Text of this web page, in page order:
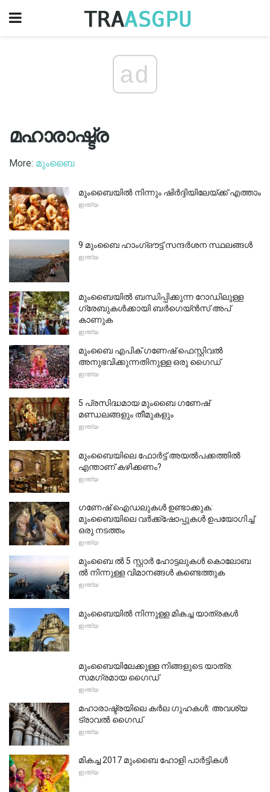
ad
മഹാരാഷ്ട്ര
More: മുംബൈ
മുംബൈയിൽ നിന്നും ഷിർദ്ദിയിലേയ്ക്ക് എത്താം
ഇന്ത്യ
9 മുംബൈ ഹാംഗ്ഔട്ട് സന്ദർശന സ്ഥലങ്ങൾ
ഇന്ത്യ
മുംബൈയിൽ ബന്ധിപ്പിക്കുന്ന റോഡിലുള്ള
ഗ്രേബുകൾക്കായി ബർഗെയ്ൻസ് അപ്
കാണുക
ഇന്ത്യ
മുംബൈ എപിക് ഗണേഷ് ഫെസ്റ്റിവൽ
അനുഭവിക്കുന്നതിനുള്ള ഒരു ഗൈഡ്
ഇന്ത്യ
5 പ്രസിദ്ധമായ മുംബൈ ഗണേഷ്
മണ്ഡലങ്ങളും തീമുകളും
ഇന്ത്യ
മുംബൈയിലെ ഫോർട്ട് അയൽപക്കത്തിൽ
എന്താണ് കഴിക്കണം?
ഇന്ത്യ
ഗണേഷ് ഐഡലുകൾ ഉണ്ടാക്കുക:
മുംബൈയിലെ വർക്ക്ഷോപ്പുകൾ ഉപയോഗിച്ച്
ഒരു നടത്തം
ഇന്ത്യ
മുംബൈ ൽ 5 സ്റ്റാർ ഹോട്ടലുകൾ കൊലോബ
ൽ നിന്നുള്ള വിമാനങ്ങൾ കണ്ടെത്തുക
ഇന്ത്യ
മുംബൈയിൽ നിന്നുള്ള മികച്ച യാത്രകൾ
ഇന്ത്യ
മുംബൈയിലേക്കുള്ള നിങ്ങളുടെ യാത്ര:
സമഗ്രമായ ഗൈഡ്
ഇന്ത്യ
മഹാരാഷ്ട്രയിലെ കർല ഗുഹകൾ: അവശ്യ
ട്രാവൽ ഗൈഡ്
ഇന്ത്യ
മികച്ച 2017 മുംബൈ ഹോളി പാർട്ടികൾ
ഇന്ത്യ